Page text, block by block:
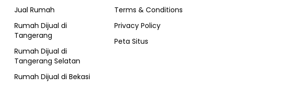
Jual Rumah
Rumah Dijual di
Tangerang
Rumah Dijual di
Tangerang Selatan
Rumah Dijual di Bekasi
Terms & Conditions
Privacy Policy
Peta Situs